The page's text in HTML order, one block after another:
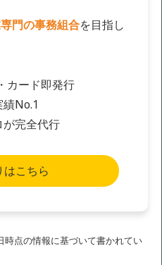
門の事務組合を目指し
カード即発行
No.1
完全代行
はこちら
時点の情報に基づいて書かれてい